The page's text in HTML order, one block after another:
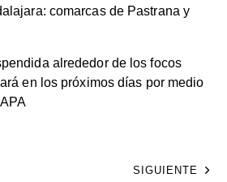
comarcas de Pastrana y
alrededor de los focos
en los próximos días por medio
SIGUIENTE